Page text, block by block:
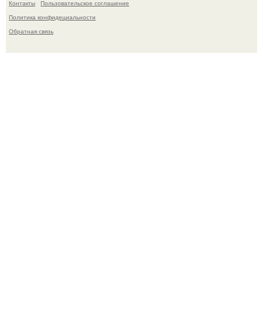
Контакты
Пользовательское соглашение
Политика конфидециальности
Обратная связь